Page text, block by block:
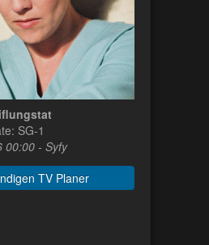
SG-1
00:00 - Syfy
TV Planer